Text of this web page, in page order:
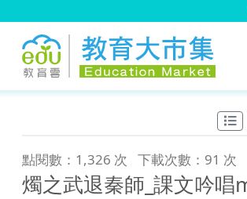
點閱數：1,326 次 下載次數：91 次
燭之武退秦師_課文吟唱